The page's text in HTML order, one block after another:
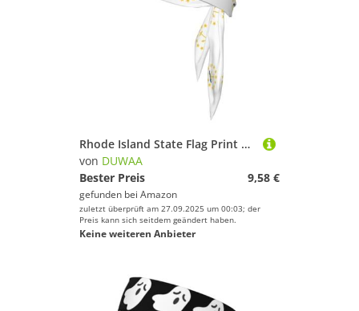
Rhode Island State Flag Print Tie Headband For Women Men, Ninja Headbands, Adjustable Moisture Wicking Cooling Headband
von DUWAA
Bester Preis
9,58 €
gefunden bei Amazon
zuletzt überprüft am 27.09.2025 um 00:03; der
Preis kann sich seitdem geändert haben.
Keine weiteren Anbieter